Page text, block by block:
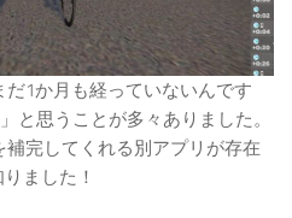
1か月も経っていないんです
と思うことが多々ありました。
完してくれる別アプリが存在
ました！